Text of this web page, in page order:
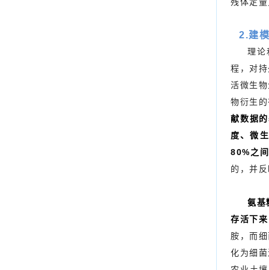
残体定
2.建
理论
程，对
活微生
物衍生
献数据
度、微
80%之
的，并
氨基
存活下
胺，而
化为细